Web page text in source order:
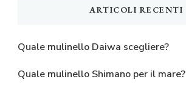
ARTICOLI RECENTI
Quale mulinello Daiwa scegliere?
Quale mulinello Shimano per il mare?